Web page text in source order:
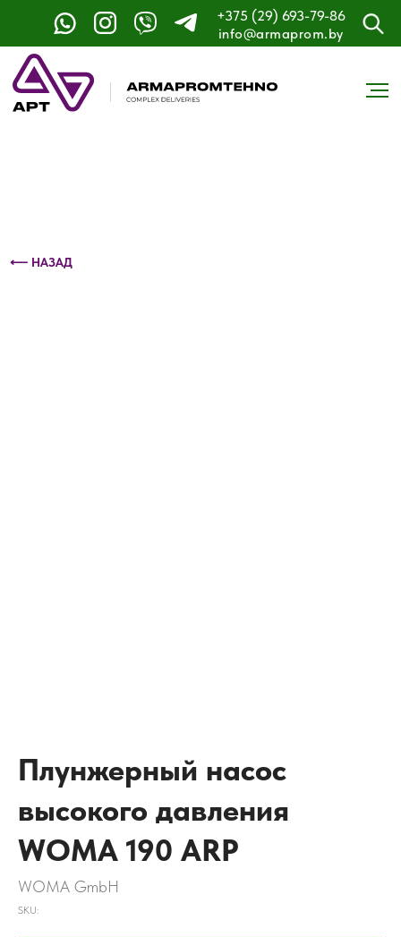
+375 (29) 693-79-86
info@armaprom.by
Контактный телефон: +375 (29) 693-79-86
⟵ НАЗАД
Плунжерный насос
высокого давления
WOMA 190 ARP
WOMA GmbH
SKU: